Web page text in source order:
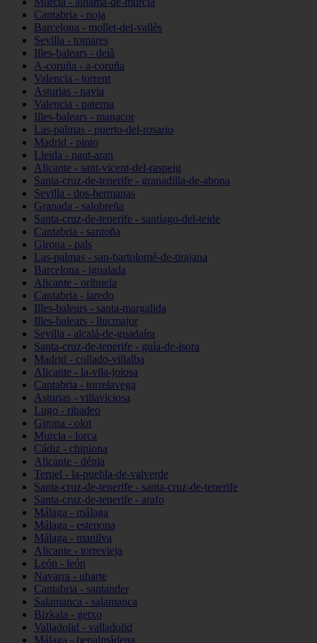
Cantabria - noja
Barcelona - mollet-del-vallès
Sevilla - tomares
Illes-balears - deià
A-coruña - a-coruña
Valencia - torrent
Asturias - navia
Valencia - paterna
Illes-balears - manacor
Las-palmas - puerto-del-rosario
Madrid - pinto
Lleida - naut-aran
Alicante - sant-vicent-del-raspeig
Santa-cruz-de-tenerife - granadilla-de-abona
Sevilla - dos-hermanas
Granada - salobreña
Santa-cruz-de-tenerife - santiago-del-teide
Cantabria - santoña
Girona - pals
Las-palmas - san-bartolomé-de-tirajana
Barcelona - igualada
Alicante - orihuela
Cantabria - laredo
Illes-balears - santa-margalida
Illes-balears - llucmajor
Sevilla - alcalá-de-guadaíra
Santa-cruz-de-tenerife - guía-de-isora
Madrid - collado-villalba
Alicante - la-vila-joiosa
Cantabria - torrelavega
Asturias - villaviciosa
Lugo - ribadeo
Girona - olot
Murcia - lorca
Cádiz - chipiona
Alicante - dénia
Teruel - la-puebla-de-valverde
Santa-cruz-de-tenerife - santa-cruz-de-tenerife
Santa-cruz-de-tenerife - arafo
Málaga - málaga
Málaga - estepona
Málaga - manilva
Alicante - torrevieja
León - león
Navarra - uharte
Cantabria - santander
Salamanca - salamanca
Bizkaia - getxo
Valladolid - valladolid
Málaga - benalmádena